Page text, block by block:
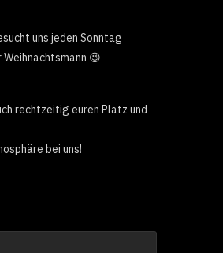
uns jeden Sonntag
😉
rechtzeitig euren Platz und
bei uns!